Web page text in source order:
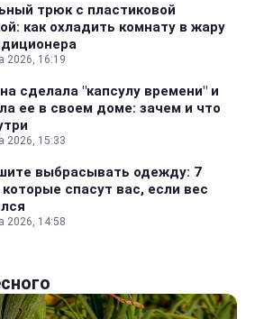
трюк с пластиковой
как охладить комнату в жару
2026, 16:19
сделала "капсулу времени" и
ее в своем доме: зачем и что
2026, 15:33
выбрасывать одежду: 7
спасут вас, если вес
2026, 14:58